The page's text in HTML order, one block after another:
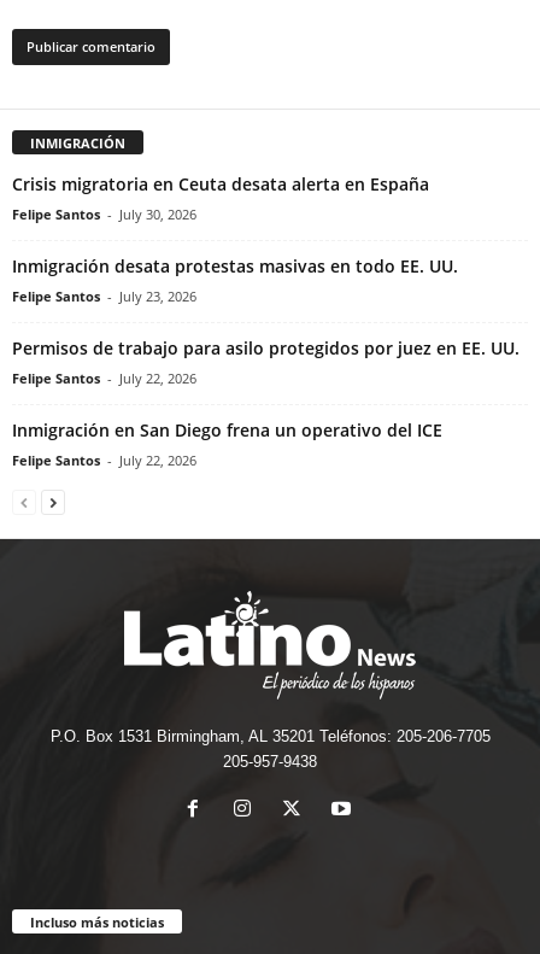
INMIGRACIÓN
Crisis migratoria en Ceuta desata alerta en España
Felipe Santos - July 30, 2026
Inmigración desata protestas masivas en todo EE. UU.
Felipe Santos - July 23, 2026
Permisos de trabajo para asilo protegidos por juez en EE. UU.
Felipe Santos - July 22, 2026
Inmigración en San Diego frena un operativo del ICE
Felipe Santos - July 22, 2026
P.O. Box 1531 Birmingham, AL 35201 Teléfonos: 205-206-7705
205-957-9438
Incluso más noticias